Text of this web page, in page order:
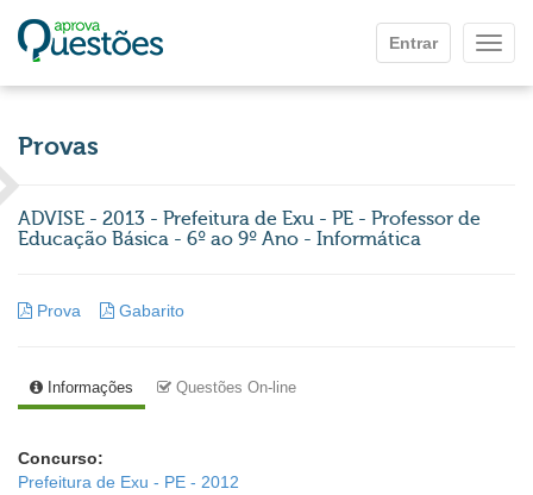
Entrar
Provas
ADVISE - 2013 - Prefeitura de Exu - PE - Professor de
Educação Básica - 6º ao 9º Ano - Informática
Prova Gabarito
Informações Questões On-line
Concurso:
Prefeitura de Exu - PE - 2012